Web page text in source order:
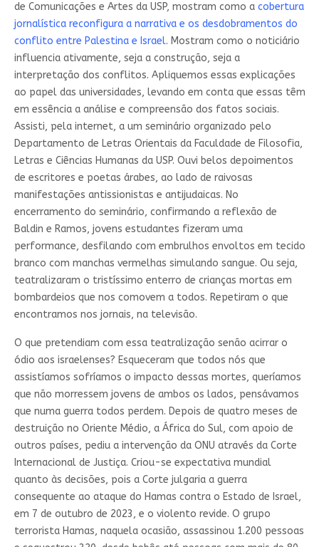
de Comunicações e Artes da USP, mostram como a cobertura
jornalística reconfigura a narrativa e os desdobramentos do
conflito entre Palestina e Israel. Mostram como o noticiário
influencia ativamente, seja a construção, seja a
interpretação dos conflitos. Apliquemos essas explicações
ao papel das universidades, levando em conta que essas têm
em essência a análise e compreensão dos fatos sociais.
Assisti, pela internet, a um seminário organizado pelo
Departamento de Letras Orientais da Faculdade de Filosofia,
Letras e Ciências Humanas da USP. Ouvi belos depoimentos
de escritores e poetas árabes, ao lado de raivosas
manifestações antissionistas e antijudaicas. No
encerramento do seminário, confirmando a reflexão de
Baldin e Ramos, jovens estudantes fizeram uma
performance, desfilando com embrulhos envoltos em tecido
branco com manchas vermelhas simulando sangue. Ou seja,
teatralizaram o tristíssimo enterro de crianças mortas em
bombardeios que nos comovem a todos. Repetiram o que
encontramos nos jornais, na televisão.
O que pretendiam com essa teatralização senão acirrar o
ódio aos israelenses? Esqueceram que todos nós que
assistíamos sofríamos o impacto dessas mortes, queríamos
que não morressem jovens de ambos os lados, pensávamos
que numa guerra todos perdem. Depois de quatro meses de
destruição no Oriente Médio, a África do Sul, com apoio de
outros países, pediu a intervenção da ONU através da Corte
Internacional de Justiça. Criou-se expectativa mundial
quanto às decisões, pois a Corte julgaria a guerra
consequente ao ataque do Hamas contra o Estado de Israel,
em 7 de outubro de 2023, e o violento revide. O grupo
terrorista Hamas, naquela ocasião, assassinou 1.200 pessoas